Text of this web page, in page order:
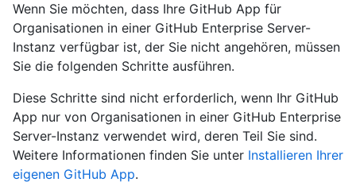
Wenn Sie möchten, dass Ihre GitHub App für
Organisationen in einer GitHub Enterprise Server-
Instanz verfügbar ist, der Sie nicht angehören, müssen
Sie die folgenden Schritte ausführen.
Diese Schritte sind nicht erforderlich, wenn Ihr GitHub
App nur von Organisationen in einer GitHub Enterprise
Server-Instanz verwendet wird, deren Teil Sie sind.
Weitere Informationen finden Sie unter Installieren Ihrer
eigenen GitHub App.